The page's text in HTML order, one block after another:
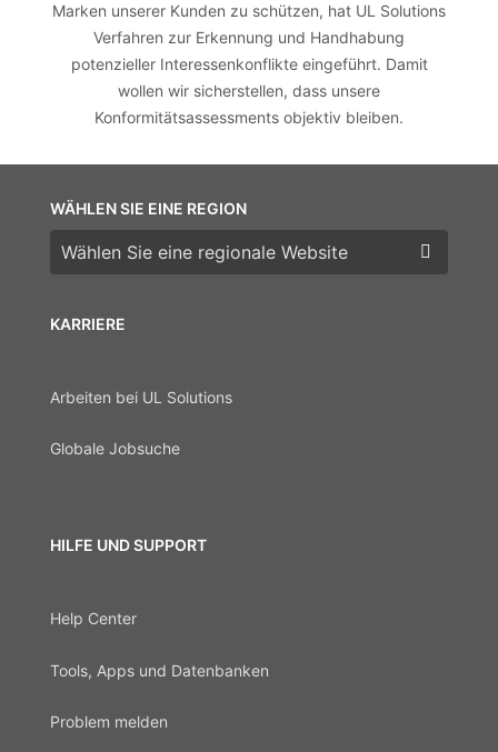
Marken unserer Kunden zu schützen, hat UL Solutions
Verfahren zur Erkennung und Handhabung
potenzieller Interessenkonflikte eingeführt. Damit
wollen wir sicherstellen, dass unsere
Konformitätsassessments objektiv bleiben.
KARRIERE
Arbeiten bei UL Solutions
Globale Jobsuche
HILFE UND SUPPORT
Help Center
Tools, Apps und Datenbanken
Problem melden
WÄHLEN SIE EINE REGION
Wählen Sie eine Region